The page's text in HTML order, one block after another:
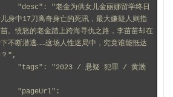
身中17刀离奇身亡的死讯，最大嫌疑人则指
。愤怒的老金踏上跨海寻仇之路，李苗苗却在
不断潜逃……这场人性迷局中，究竟谁能抵达
？",